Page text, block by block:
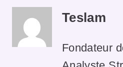
Teslam
Fondateur